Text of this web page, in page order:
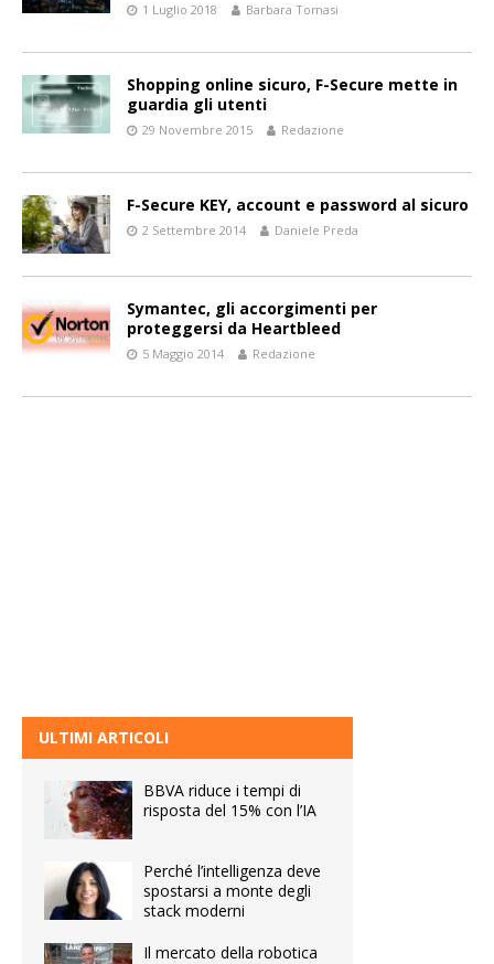
1 Luglio 2018 Barbara Tomasi
Shopping online sicuro, F-Secure mette in
guardia gli utenti
29 Novembre 2015 Redazione
F-Secure KEY, account e password al sicuro
2 Settembre 2014 Daniele Preda
Symantec, gli accorgimenti per
proteggersi da Heartbleed
5 Maggio 2014 Redazione
ULTIMI ARTICOLI
BBVA riduce i tempi di
risposta del 15% con l’IA
Perché l’intelligenza deve
spostarsi a monte degli
stack moderni
Il mercato della robotica